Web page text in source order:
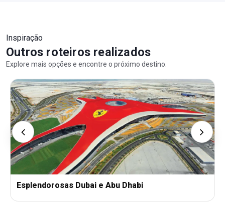
Inspiração
Outros roteiros realizados
Explore mais opções e encontre o próximo destino.
Esplendorosas Dubai e Abu Dhabi